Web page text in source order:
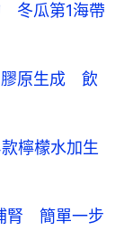
冬瓜第1海帶
膠原生成 飲
檸檬水加生
腎 簡單一步